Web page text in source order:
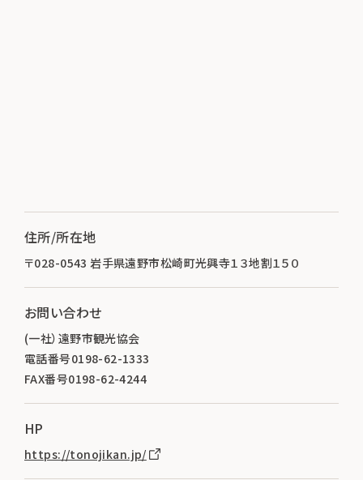
住所/所在地
〒028-0543 岩手県遠野市松崎町光興寺１３地割１５０
お問い合わせ
(一社）遠野市観光協会
電話番号0198-62-1333
FAX番号0198-62-4244
HP
https://tonojikan.jp/